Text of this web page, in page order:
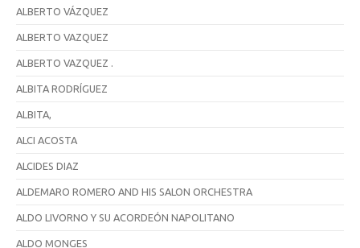
ALBERTO VÁZQUEZ
ALBERTO VAZQUEZ
ALBERTO VAZQUEZ .
ALBITA RODRÍGUEZ
ALBITA,
ALCI ACOSTA
ALCIDES DIAZ
ALDEMARO ROMERO AND HIS SALON ORCHESTRA
ALDO LIVORNO Y SU ACORDEÓN NAPOLITANO
ALDO MONGES